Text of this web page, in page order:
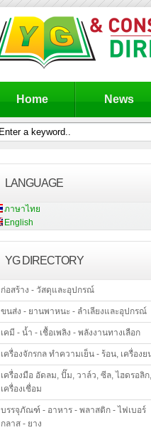
Home News
LANGUAGE
ภาษาไทย
English
YG DIRECTORY
ก่อสร้าง - วัสดุและอุปกรณ์
ขนส่ง - ยานพาหนะ - ลำเลียงและอุปกรณ์
เคมี - น้ำ - เชื้อเพลิง - พลังงานทางเลือก
เครื่องจักรกล ทำความเย็น - ร้อน, เครื่องย
เครื่องมือ อัดลม, ปั๊ม, วาล์ว, ซีล, ไฮดรอลิก,
เครื่องเชื่อม
บรรจุภัณฑ์ - อาหาร - พลาสติก - ไฟเบอร์
กลาส - ยาง